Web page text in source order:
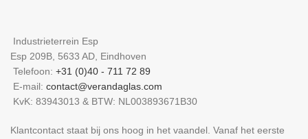
Industrieterrein Esp
Esp 209B, 5633 AD, Eindhoven
Telefoon: +31 (0)40 - 711 72 89
E-mail: contact@verandaglas.com
KvK: 83943013 & BTW: NL003893671B30
Klantcontact staat bij ons hoog in het vaandel. Vanaf het eerste